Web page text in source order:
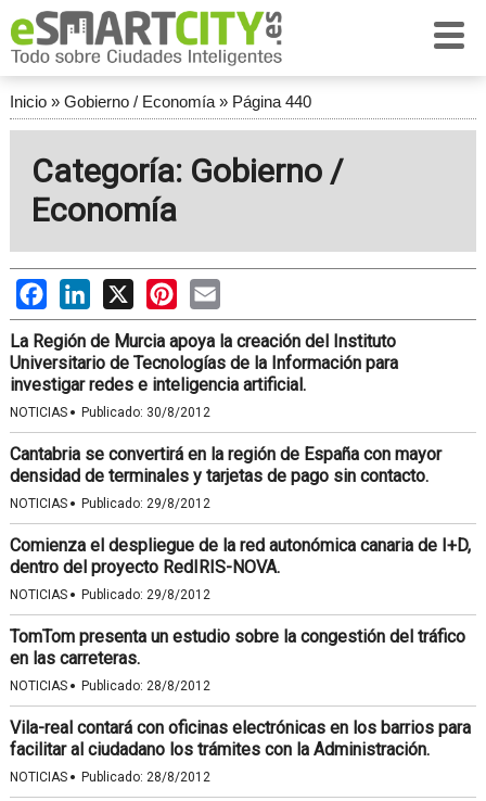
Inicio» Gobierno / Economía» Página 440
Categoría: Gobierno /
Economía
FacebookLinkedIn
X PinterestEmail
La Región de Murcia apoya la creación del Instituto
Universitario de Tecnologías de la Información para
investigar redes e inteligencia artificial.
NOTICIAS · Publicado: 30/8/2012
Cantabria se convertirá en la región de España con mayor
densidad de terminales y tarjetas de pago sin contacto.
NOTICIAS · Publicado: 29/8/2012
Comienza el despliegue de la red autonómica canaria de I+D,
dentro del proyecto RedIRIS-NOVA.
NOTICIAS · Publicado: 29/8/2012
TomTom presenta un estudio sobre la congestión del tráfico
en las carreteras.
NOTICIAS · Publicado: 28/8/2012
Vila-real contará con oficinas electrónicas en los barrios para
facilitar al ciudadano los trámites con la Administración.
NOTICIAS · Publicado: 28/8/2012